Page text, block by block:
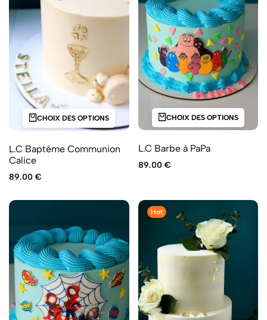
CHOIX DES OPTIONS
L.C Baptême Communion
Calice
89.00 €
CHOIX DES OPTIONS
L.C Barbe à PaPa
89.00 €
Hot